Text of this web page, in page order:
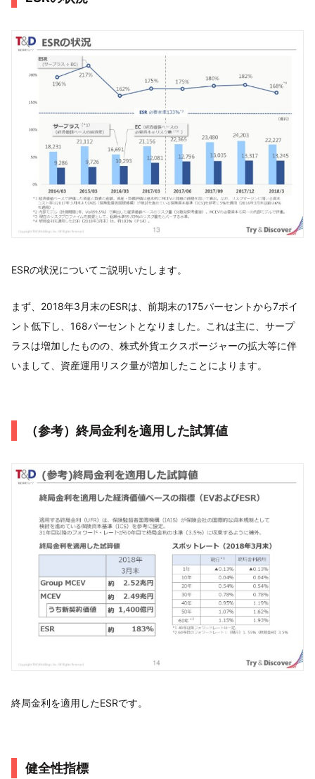
ESRの状況についてご説明いたします。
まず、2018年3月末のESRは、前期末の175パーセントから7ポイ
ント低下し、168パーセントとなりました。これは主に、サープ
ラスは増加したものの、株式外貨エクスポージャーの拡大等に伴
いまして、資産運用リスク量が増加したことによります。
（参考）終局金利を適用した試算値
終局金利を適用したESRです。
健全性指標